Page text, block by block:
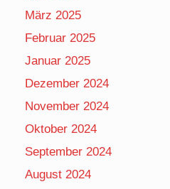
März 2025
Februar 2025
Januar 2025
Dezember 2024
November 2024
Oktober 2024
September 2024
August 2024